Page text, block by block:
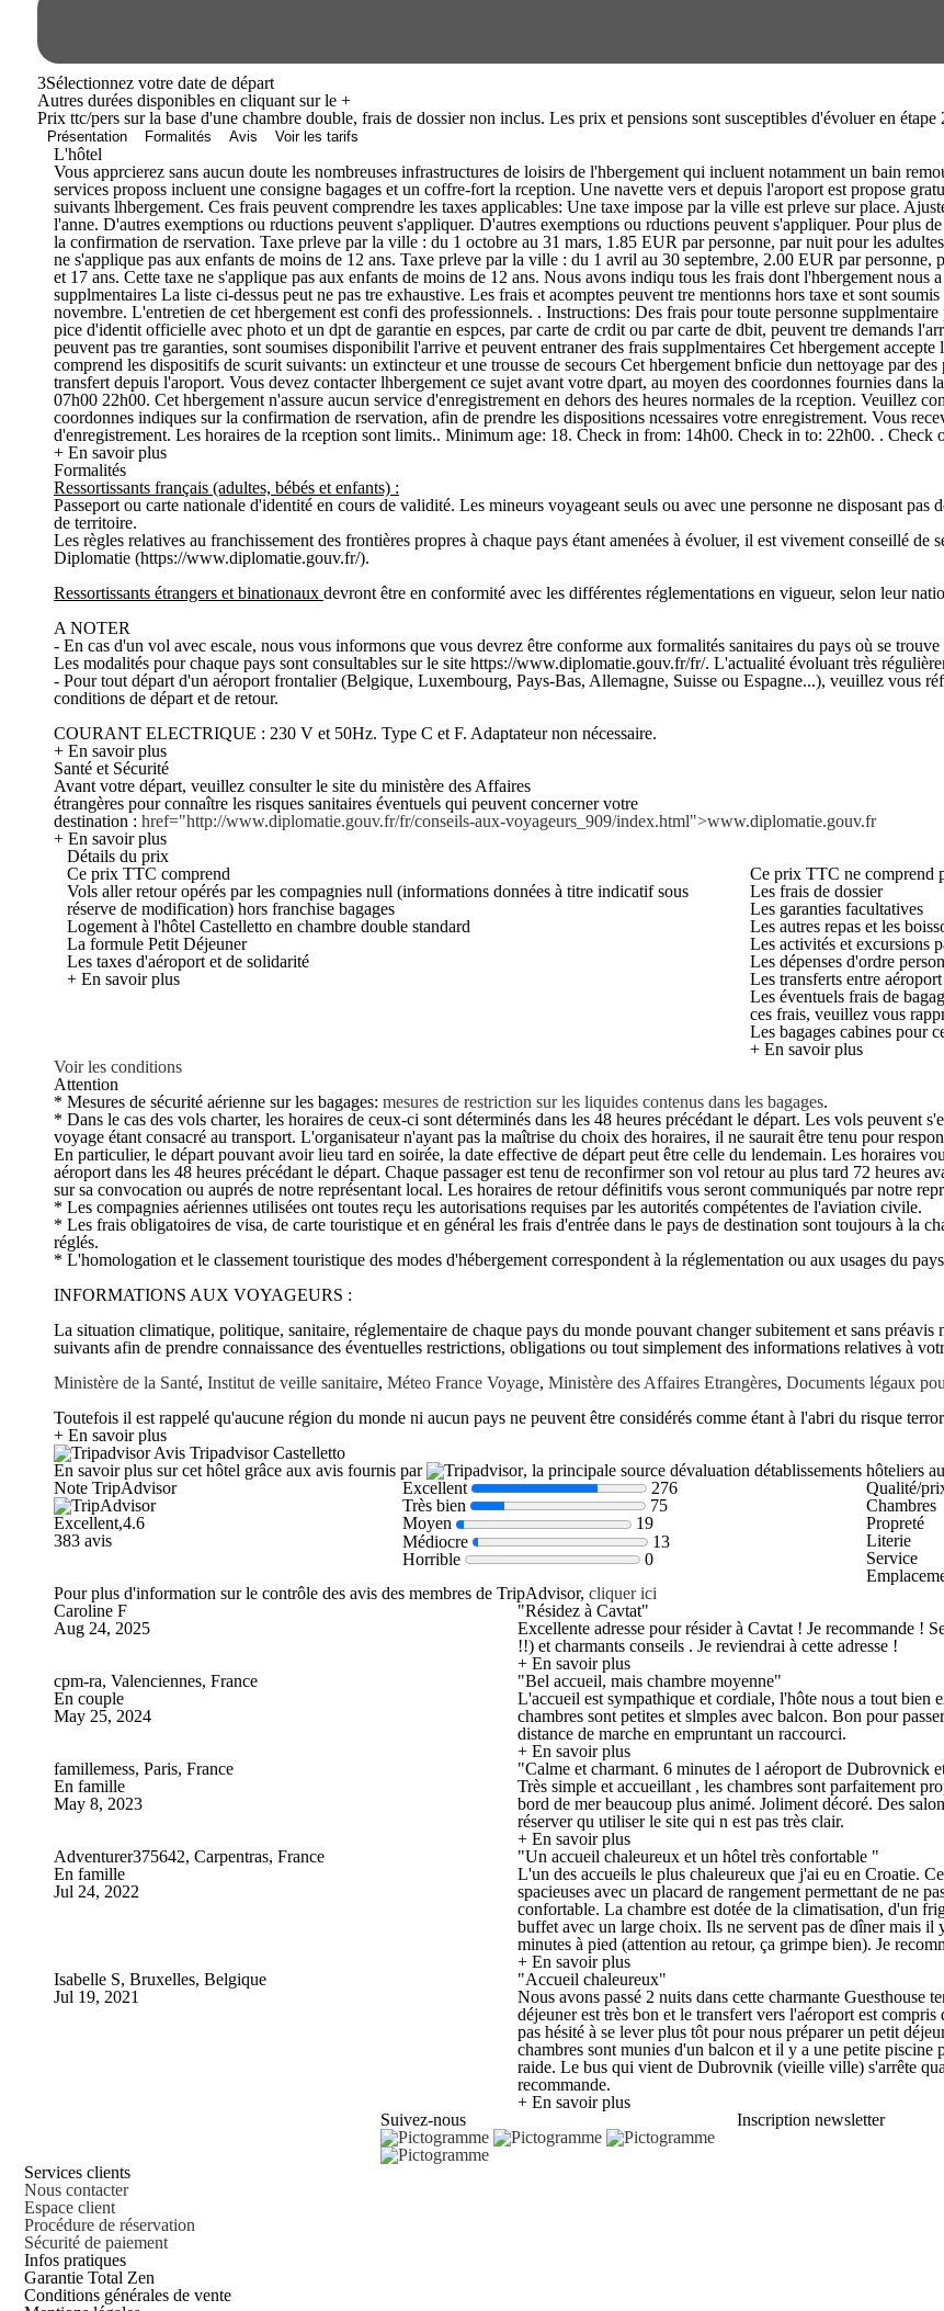
3Sélectionnez votre date de départ
Autres durées disponibles en cliquant sur le +
Prix ttc/pers sur la base d'une chambre double, frais de dossier non inclus. Les prix et pensions sont susceptibles d'évoluer en
Présentation Formalités Avis Voir les tarifs
L'hôtel
Vous apprcierez sans aucun doute les nombreuses infrastructures de loisirs de l'hbergement qui incluent notamment un bain
services proposs incluent une consigne bagages et un coffre-fort la rception. Une navette vers et depuis l'aroport est propose
suivants lhbergement. Ces frais peuvent comprendre les taxes applicables: Une taxe impose par la ville est prleve sur place.
l'anne. D'autres exemptions ou rductions peuvent s'appliquer. D'autres exemptions ou rductions peuvent s'appliquer. Pour plus
la confirmation de rservation. Taxe prleve par la ville : du 1 octobre au 31 mars, 1.85 EUR par personne, par nuit pour les
ne s'applique pas aux enfants de moins de 12 ans. Taxe prleve par la ville : du 1 avril au 30 septembre, 2.00 EUR par
et 17 ans. Cette taxe ne s'applique pas aux enfants de moins de 12 ans. Nous avons indiqu tous les frais dont l'hbergement
supplmentaires La liste ci-dessus peut ne pas tre exhaustive. Les frais et acomptes peuvent tre mentionns hors taxe et sont
novembre. L'entretien de cet hbergement est confi des professionnels. . Instructions: Des frais pour toute personne
pice d'identit officielle avec photo et un dpt de garantie en espces, par carte de crdit ou par carte de dbit, peuvent tre demands
peuvent pas tre garanties, sont soumises disponibilit l'arrive et peuvent entraner des frais supplmentaires Cet hbergement
comprend les dispositifs de scurit suivants: un extincteur et une trousse de secours Cet hbergement bnficie dun nettoyage par
transfert depuis l'aroport. Vous devez contacter lhbergement ce sujet avant votre dpart, au moyen des coordonnes fournies
07h00 22h00. Cet hbergement n'assure aucun service d'enregistrement en dehors des heures normales de la rception. Veuillez
coordonnes indiques sur la confirmation de rservation, afin de prendre les dispositions ncessaires votre enregistrement. Vous
d'enregistrement. Les horaires de la rception sont limits.. Minimum age: 18. Check in from: 14h00. Check in to: 22h00. . Check
+ En savoir plus
Formalités
Ressortissants français (adultes, bébés et enfants) :
Passeport ou carte nationale d'identité en cours de validité. Les mineurs voyageant seuls ou avec une personne ne disposant
de territoire.
Les règles relatives au franchissement des frontières propres à chaque pays étant amenées à évoluer, il est vivement conseillé
Diplomatie (https://www.diplomatie.gouv.fr/).
Ressortissants étrangers et binationaux devront être en conformité avec les différentes réglementations en vigueur, selon leur
A NOTER
- En cas d'un vol avec escale, nous vous informons que vous devrez être conforme aux formalités sanitaires du pays où se
Les modalités pour chaque pays sont consultables sur le site https://www.diplomatie.gouv.fr/fr/. L'actualité évoluant très
- Pour tout départ d'un aéroport frontalier (Belgique, Luxembourg, Pays-Bas, Allemagne, Suisse ou Espagne...), veuillez vous
conditions de départ et de retour.
COURANT ELECTRIQUE : 230 V et 50Hz. Type C et F. Adaptateur non nécessaire.
+ En savoir plus
Santé et Sécurité
Avant votre départ, veuillez consulter le site du ministère des Affaires
étrangères pour connaître les risques sanitaires éventuels qui peuvent concerner votre
destination : href="http://www.diplomatie.gouv.fr/fr/conseils-aux-voyageurs_909/index.html">www.diplomatie.gouv.fr
+ En savoir plus
Détails du prix
Ce prix TTC comprend
Vols aller retour opérés par les compagnies null (informations données à titre indicatif sous
réserve de modification) hors franchise bagages
Logement à l'hôtel Castelletto en chambre double standard
La formule Petit Déjeuner
Les taxes d'aéroport et de solidarité
+ En savoir plus
Ce prix TTC ne comprend
Les frais de dossier
Les garanties facultatives
Les autres repas et les
Les activités et excursions
Les dépenses d'ordre
Les transferts entre
Les éventuels frais de
ces frais, veuillez vous
Les bagages cabines pour
+ En savoir plus
Voir les conditions
Attention
* Mesures de sécurité aérienne sur les bagages: mesures de restriction sur les liquides contenus dans les bagages.
* Dans le cas des vols charter, les horaires de ceux-ci sont déterminés dans les 48 heures précédant le départ. Les vols peuvent
voyage étant consacré au transport. L'organisateur n'ayant pas la maîtrise du choix des horaires, il ne saurait être tenu pour
En particulier, le départ pouvant avoir lieu tard en soirée, la date effective de départ peut être celle du lendemain. Les horaires
aéroport dans les 48 heures précédant le départ. Chaque passager est tenu de reconfirmer son vol retour au plus tard 72 heures
sur sa convocation ou auprés de notre représentant local. Les horaires de retour définitifs vous seront communiqués par notre
* Les compagnies aériennes utilisées ont toutes reçu les autorisations requises par les autorités compétentes de l'aviation civile.
* Les frais obligatoires de visa, de carte touristique et en général les frais d'entrée dans le pays de destination sont toujours à la
réglés.
* L'homologation et le classement touristique des modes d'hébergement correspondent à la réglementation ou aux usages du
INFORMATIONS AUX VOYAGEURS :
La situation climatique, politique, sanitaire, réglementaire de chaque pays du monde pouvant changer subitement et sans
suivants afin de prendre connaissance des éventuelles restrictions, obligations ou tout simplement des informations relatives à
Ministère de la Santé, Institut de veille sanitaire, Méteo France Voyage, Ministère des Affaires Etrangères, Documents légaux
Toutefois il est rappelé qu'aucune région du monde ni aucun pays ne peuvent être considérés comme étant à l'abri du risque
+ En savoir plus
Avis Tripadvisor Castelletto
En savoir plus sur cet hôtel grâce aux avis fournis par
, la principale source dévaluation détablissements hôteliers
Note TripAdvisor
Excellent,4.6
383 avis
Excellent
276
Très bien
75
Moyen
19
Médiocre
13
Horrible
0
Qualité/
Chambres
Propreté
Literie
Service
Pour plus d'information sur le contrôle des avis des membres de TripAdvisor, cliquer ici
Caroline F
Aug 24, 2025
"Résidez à Cavtat"
Excellente adresse pour résider à Cavtat ! Je recommande !
!!) et charmants conseils . Je reviendrai à cette adresse !
+ En savoir plus
cpm-ra, Valenciennes, France
En couple
May 25, 2024
"Bel accueil, mais chambre moyenne"
L'accueil est sympathique et cordiale, l'hôte nous a tout bien
chambres sont petites et slmples avec balcon. Bon pour
distance de marche en empruntant un raccourci.
+ En savoir plus
famillemess, Paris, France
En famille
May 8, 2023
"Calme et charmant. 6 minutes de l aéroport de Dubrovnick
Très simple et accueillant , les chambres sont parfaitement
bord de mer beaucoup plus animé. Joliment décoré. Des
réserver qu utiliser le site qui n est pas très clair.
+ En savoir plus
Adventurer375642, Carpentras, France
En famille
Jul 24, 2022
"Un accueil chaleureux et un hôtel très confortable "
L'un des accueils le plus chaleureux que j'ai eu en Croatie.
spacieuses avec un placard de rangement permettant de ne
confortable. La chambre est dotée de la climatisation, d'un
buffet avec un large choix. Ils ne servent pas de dîner mais
minutes à pied (attention au retour, ça grimpe bien). Je
+ En savoir plus
Isabelle S, Bruxelles, Belgique
Jul 19, 2021
"Accueil chaleureux"
Nous avons passé 2 nuits dans cette charmante Guesthouse
déjeuner est très bon et le transfert vers l'aéroport est
pas hésité à se lever plus tôt pour nous préparer un petit
chambres sont munies d'un balcon et il y a une petite
raide. Le bus qui vient de Dubrovnik (vieille ville) s'arrête
recommande.
+ En savoir plus
Suivez-nous
Inscription newsletter
Services clients
Nous contacter
Espace client
Procédure de réservation
Sécurité de paiement
Infos pratiques
Garantie Total Zen
Conditions générales de vente